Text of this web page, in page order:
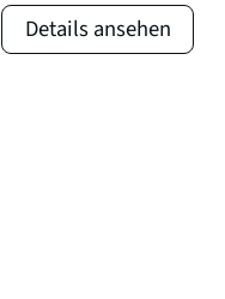
Conference, more
Details ansehen